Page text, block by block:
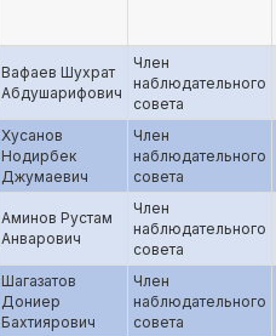
Вафаев Шухрат
Абдушарифович
Член
наблюдательного
совета
Хусанов
Нодирбек
Джумаевич
Член
наблюдательного
совета
Аминов Рустам
Анварович
Член
наблюдательного
совета
Шагазатов
Дониер
Бахтиярович
Член
наблюдательного
совета